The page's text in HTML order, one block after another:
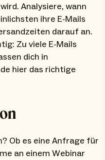
Analysiere, wann
ihre E-Mails
darauf an.
Zu viele E-Mails
dich in
hier das richtige
Ob es eine Anfrage für
an einem Webinar